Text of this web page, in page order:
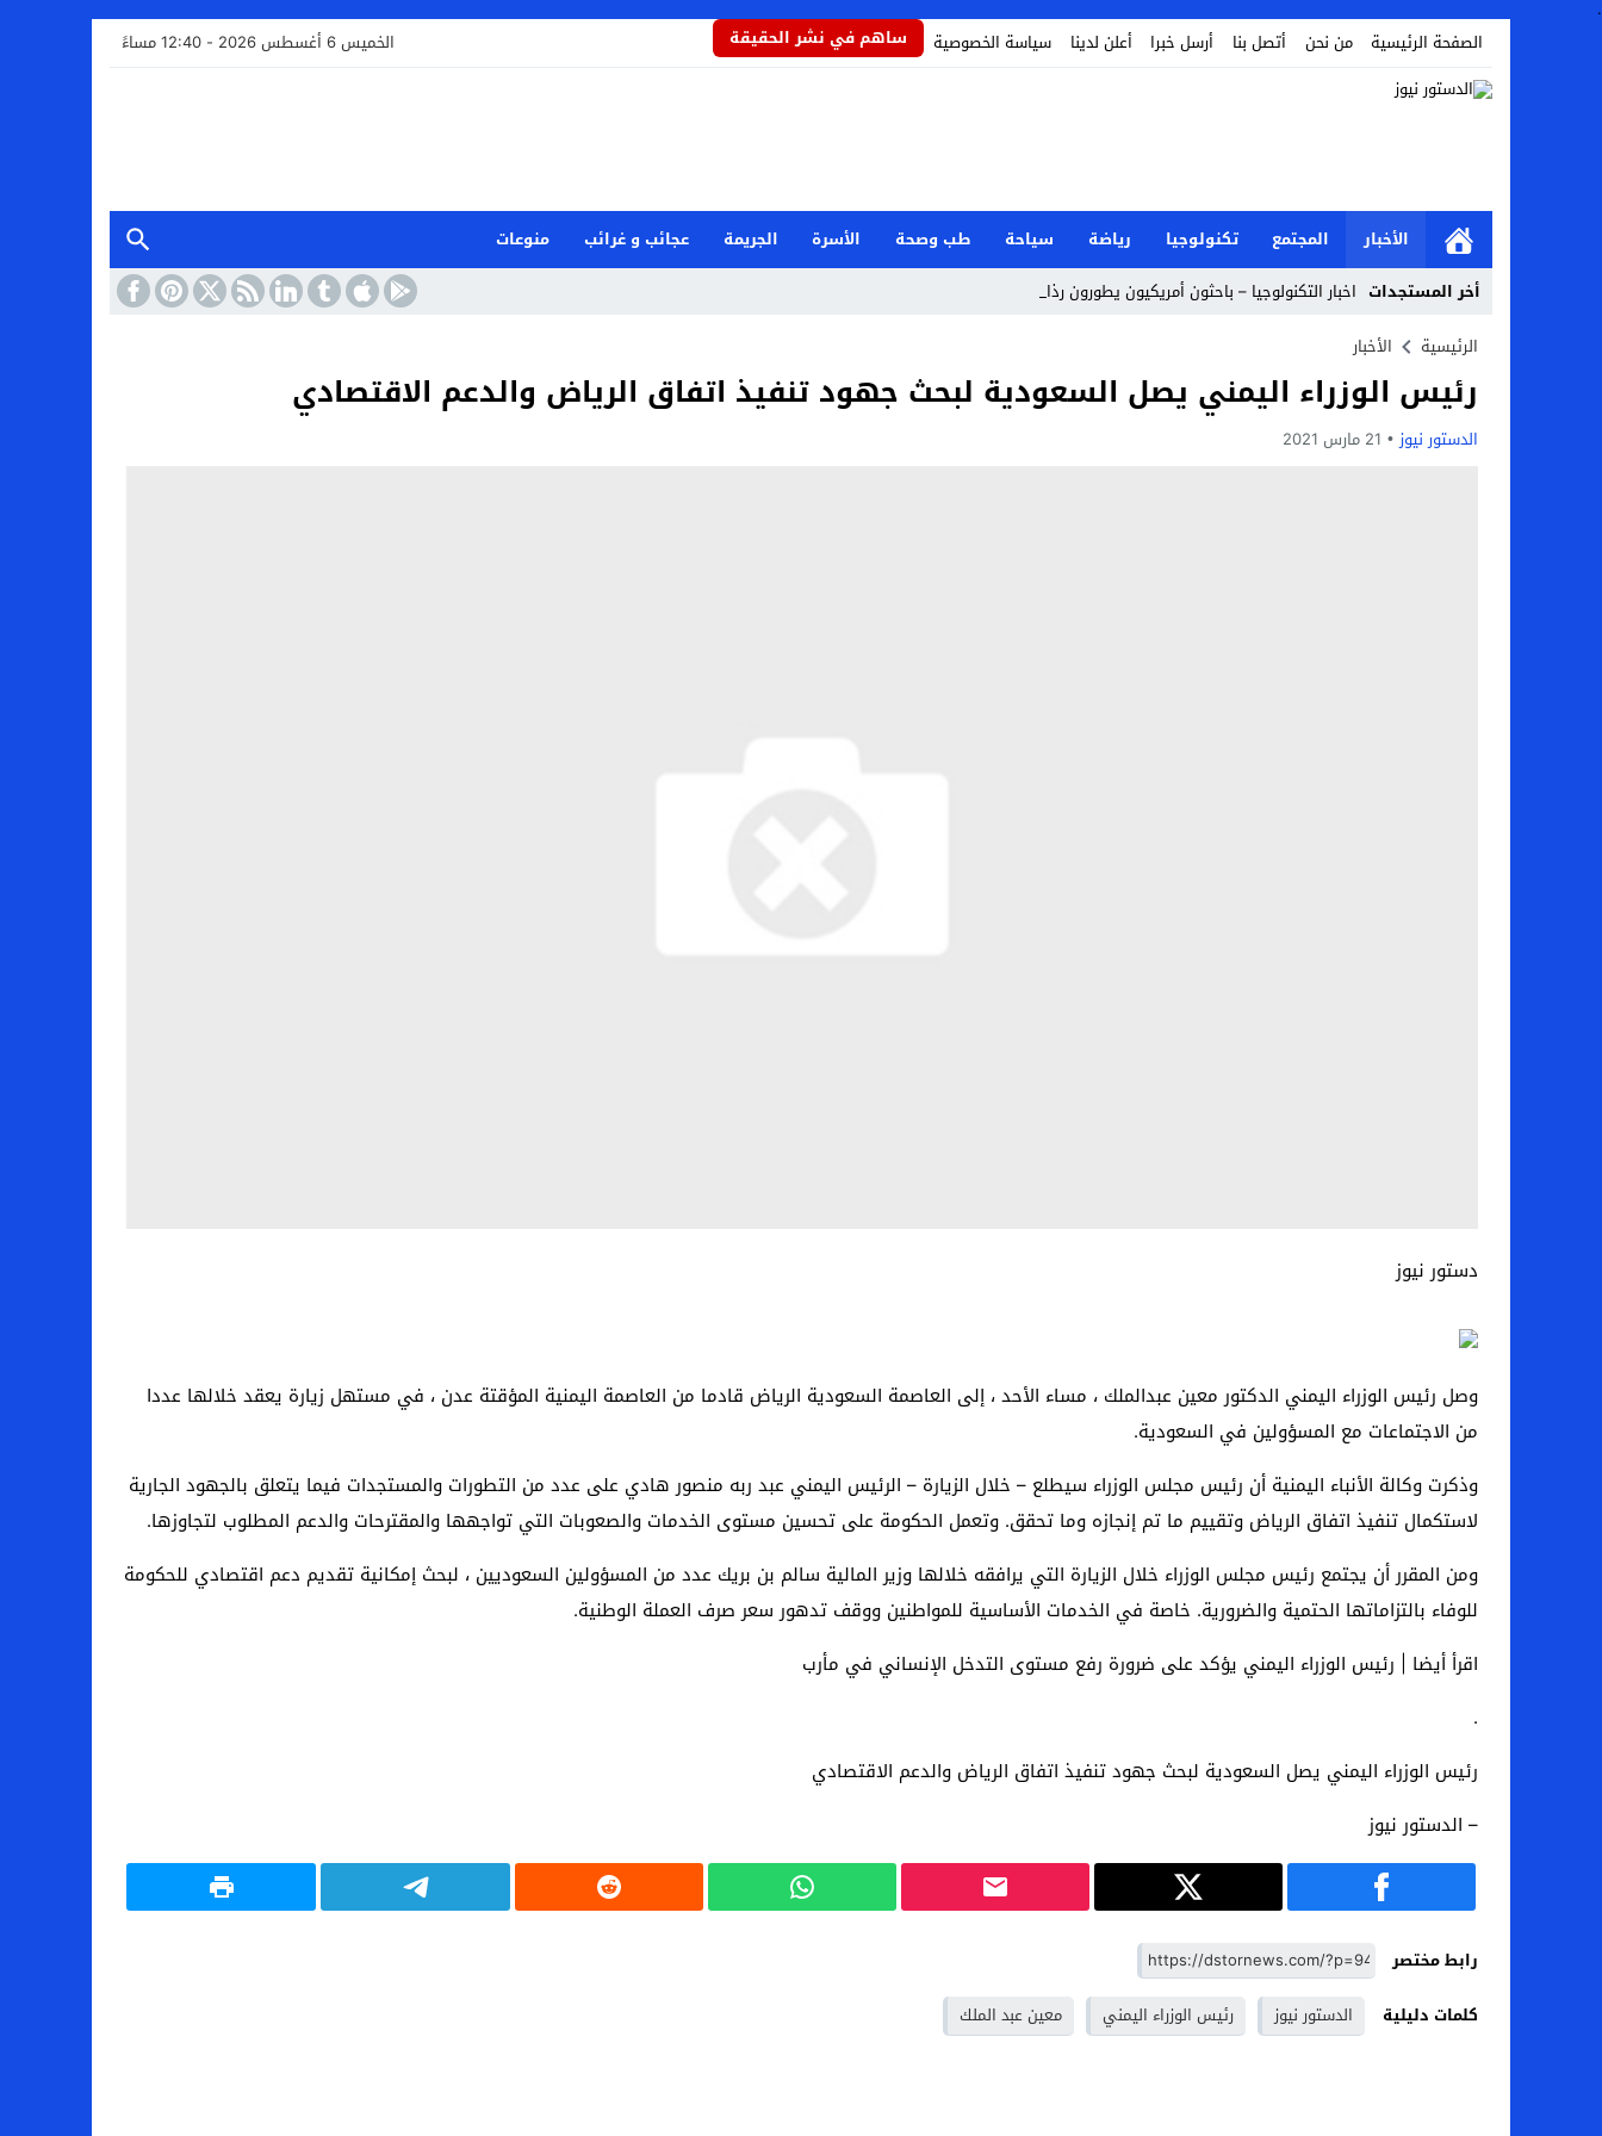
.
الصفحة الرئيسية
من نحن أتصل بنا أرسل خبرا أعلن لدينا سياسة الخصوصية ساهم في نشر الحقيقة الخميس 6 أغسطس 2026 - 12:40 مساءً
الأخبار المجتمع تكنولوجيا رياضة سياحة طب وصحة الأسرة الجريمة عجائب و غرائب
منوعات
أخر المستجدات اخبار التكنولوجيا – باحثون أمريكيون يطورون رذاذاً يح_
Stop
Previous
Next
الرئيسية الأخبار
رئيس الوزراء اليمني يصل السعودية لبحث جهود تنفيذ اتفاق الرياض والدعم الاقتصادي
الدستور نيوز 21 مارس 2021
دستور نيوز
وصل رئيس الوزراء اليمني الدكتور معين عبدالملك ، مساء الأحد ، إلى العاصمة السعودية الرياض قادما من العاصمة اليمنية المؤقتة عدن ، في مستهل زيارة يعقد خلالها عددا
من الاجتماعات مع المسؤولين في السعودية.
وذكرت وكالة الأنباء اليمنية أن رئيس مجلس الوزراء سيطلع – خلال الزيارة – الرئيس اليمني عبد ربه منصور هادي على عدد من التطورات والمستجدات فيما يتعلق بالجهود الجارية
لاستكمال تنفيذ اتفاق الرياض وتقييم ما تم إنجازه وما تحقق. وتعمل الحكومة على تحسين مستوى الخدمات والصعوبات التي تواجهها والمقترحات والدعم المطلوب لتجاوزها.
ومن المقرر أن يجتمع رئيس مجلس الوزراء خلال الزيارة التي يرافقه خلالها وزير المالية سالم بن بريك عدد من المسؤولين السعوديين ، لبحث إمكانية تقديم دعم اقتصادي للحكومة
للوفاء بالتزاماتها الحتمية والضرورية. خاصة في الخدمات الأساسية للمواطنين ووقف تدهور سعر صرف العملة الوطنية.
اقرأ أيضا | رئيس الوزراء اليمني يؤكد على ضرورة رفع مستوى التدخل الإنساني في مأرب
.
رئيس الوزراء اليمني يصل السعودية لبحث جهود تنفيذ اتفاق الرياض والدعم الاقتصادي
– الدستور نيوز
رابط مختصر
كلمات دليلية
الدستور نيوز رئيس الوزراء اليمني معين عبد الملك